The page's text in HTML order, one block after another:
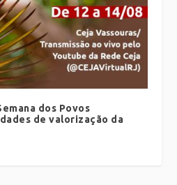
dos Povos
de valorização da